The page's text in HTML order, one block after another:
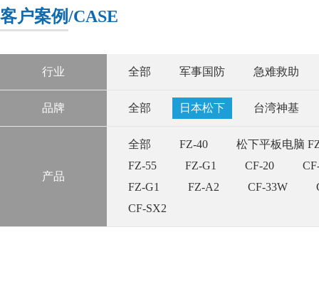
客户案例/CASE
行业 全部 军事国防 急难救助
品牌 全部 日本松下 台湾神基
产品
全部 FZ-40
松下平板电脑
FZ-55
FZ-G1 CF-20
FZ-G1
FZ-A2 CF-33W
CF-SX2